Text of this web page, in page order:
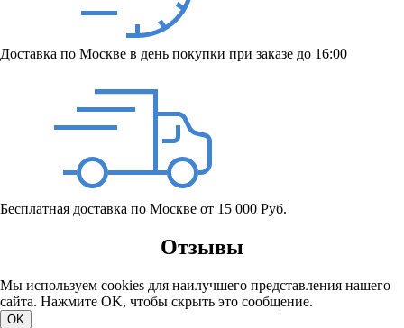
Доставка по Москве в день покупки при заказе до 16:00
Бесплатная доставка по Москве от 15 000 Руб.
Отзывы
Мы используем cookies для наилучшего представления нашего
сайта. Нажмите OK, чтобы скрыть это сообщение.
OK